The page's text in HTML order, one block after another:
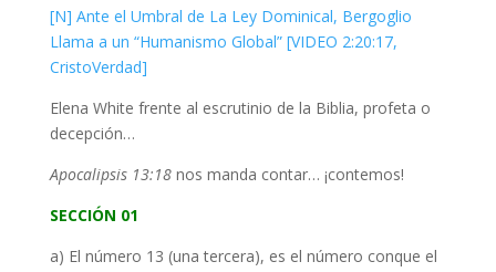
[N] Ante el Umbral de La Ley Dominical, Bergoglio
Llama a un “Humanismo Global” [VIDEO 2:20:17,
CristoVerdad]
Elena White frente al escrutinio de la Biblia, profeta o
decepción…
Apocalipsis 13:18nos manda contar… ¡contemos!
SECCIÓN 01
a) El número 13 (una tercera), es el número conque el